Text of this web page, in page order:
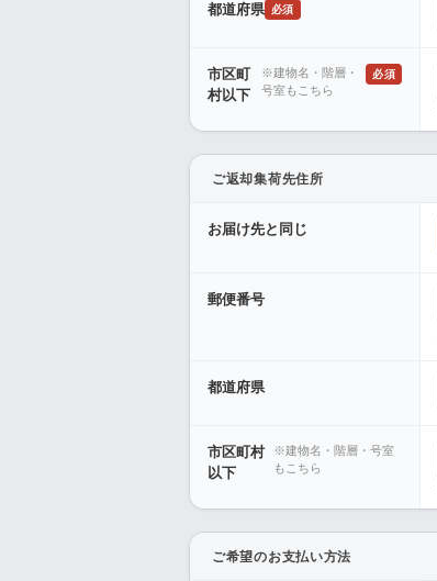
都道府県 必須
市区町
村以下
※建物名・階層・
号室もこちら
必須
ご返却集荷先住所
お届け先と同じ
郵便番号
都道府県
市区町村
以下
※建物名・階層・号室
もこちら
ご希望のお支払い方法